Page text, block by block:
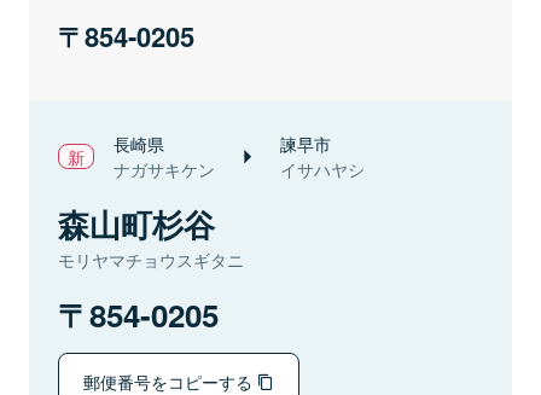
854-0205
長崎県
ナガサキケン
諫早市
イサハヤシ
森山町杉谷
モリヤマチョウスギタニ
854-0205
郵便番号をコピーする